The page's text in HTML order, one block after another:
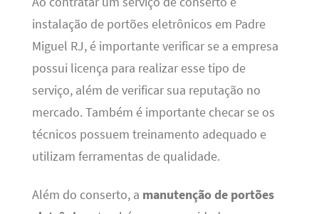
instalação de portões eletrônicos em Padre
Miguel RJ, é importante verificar se a empresa
possui licença para realizar esse tipo de
serviço, além de verificar sua reputação no
mercado. Também é importante checar se os
técnicos possuem treinamento adequado e
utilizam ferramentas de qualidade.
Além do conserto, a manutenção de portões